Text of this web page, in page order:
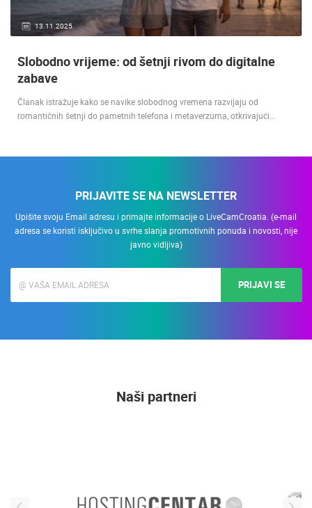
13.11.2025.
Slobodno vrijeme: od šetnji rivom do digitalne
zabave
Članak istražuje kako se navike slobodnog vremena razvijaju od
romantičnih šetnji do pametnih telefona i metaverzuma, otkrivajući…
PRIJAVITE SE NA NEWSLETTER
Upišite svoju Email adresu i primajte informacije o LiveCamCroatia. (e-mail
adresa se koristi isključivo u svrhe slanja promotivnih ponuda i novosti, nije
javno vidljiva)
PRIJAVI SE
Naši partneri